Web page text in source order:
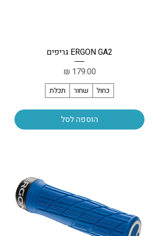
ERGON GA2 גריפים
מחיר‏179.00 ‏₪
כחול שחור תכלת
הוספה לסל